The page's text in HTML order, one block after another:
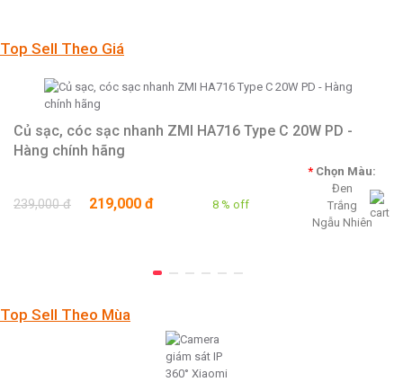
Top Sell Theo Giá
Củ sạc, cóc sạc nhanh ZMI HA716 Type C 20W PD -
Hàng chính hãng
239,000 đ 219,000 đ 8 % off
* Chọn Màu:
Đen
Trắng
Ngẫu Nhiên
Top Sell Theo Mùa